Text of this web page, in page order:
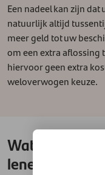
Een nadeel kan zijn
natuurlijk altijd
meer geld tot uw
om een extra aflossing
hiervoor geen extra
weloverwogen keuze.
Wat zijn de
lenen van geld?